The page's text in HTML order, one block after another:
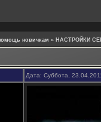
новичкам » НАСТРОЙКИ
Дата: Суббота,